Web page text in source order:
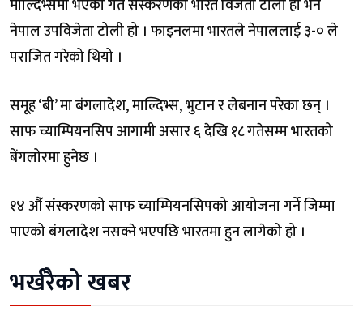
माल्दिभ्समा भएको गत संस्करणको भारत विजेता टोली हो भने
नेपाल उपविजेता टोली हो । फाइनलमा भारतले नेपाललाई ३-० ले
पराजित गरेको थियो ।
समूह ‘बी’ मा बंगलादेश, माल्दिभ्स, भुटान र लेबनान परेका छन् ।
साफ च्याम्पियनसिप आगामी असार ६ देखि १८ गतेसम्म भारतको
बेंगलोरमा हुनेछ ।
१४ औँ संस्करणको साफ च्याम्पियनसिपको आयोजना गर्ने जिम्मा
पाएको बंगलादेश नसक्ने भएपछि भारतमा हुन लागेको हो ।
भर्खरैको खबर